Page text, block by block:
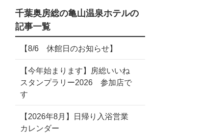
千葉奥房総の亀山温泉ホテルの
記事一覧
【8/6 休館日のお知らせ】
【今年始まります】房総いいね
スタンプラリー2026 参加店で
す
【2026年8月】日帰り入浴営業
カレンダー